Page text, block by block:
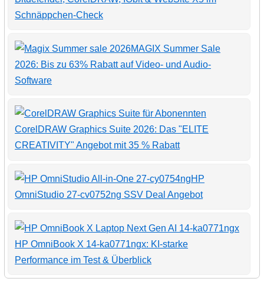
Schnäppchen-Check
MAGIX Summer Sale
2026: Bis zu 63% Rabatt auf Video- und Audio-
Software
CorelDRAW Graphics Suite 2026: Das "ELITE
CREATIVITY" Angebot mit 35 % Rabatt
HP
OmniStudio 27-cv0752ng SSV Deal Angebot
HP OmniBook X 14-ka0771ngx: KI-starke
Performance im Test & Überblick